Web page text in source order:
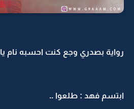
رواية بصدري وجع كنت احسبه نام يا
ابتسم فهد : طلعوا ..